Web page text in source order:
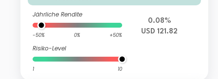
Jährliche Rendite
-50% 0% +50%
Risiko-Level
1 10
0.08%
USD 121.82